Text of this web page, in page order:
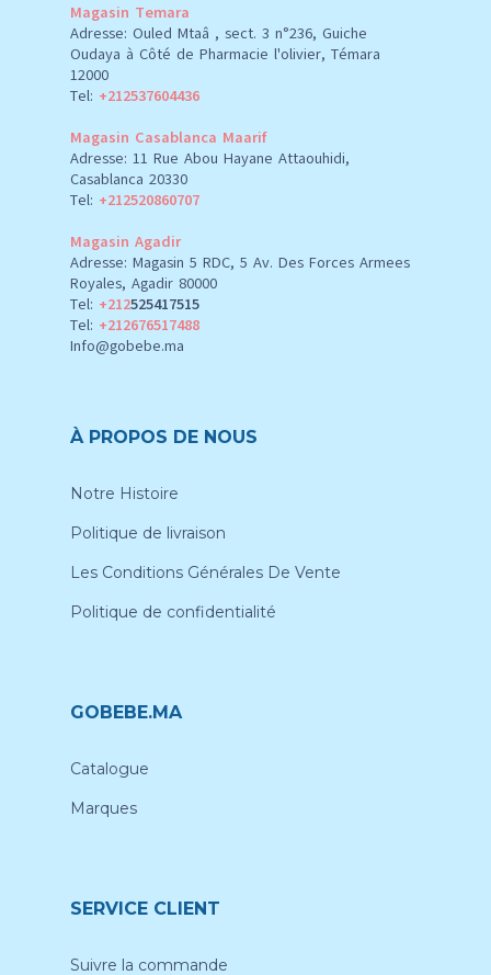
Magasin Temara
Adresse: Ouled Mtaâ , sect. 3 n°236, Guiche
Oudaya à Côté de Pharmacie l'olivier, Témara
12000
Tel: +212537604436
Magasin Casablanca Maarif
Adresse: 11 Rue Abou Hayane Attaouhidi,
Casablanca 20330
Tel: +212520860707
Magasin Agadir
Adresse: Magasin 5 RDC, 5 Av. Des Forces Armees
Royales, Agadir 80000
Tel: +212525417515
Tel: +212676517488
Info@gobebe.ma
À PROPOS DE NOUS
Notre Histoire
Politique de livraison
Les Conditions Générales De Vente
Politique de confidentialité
GOBEBE.MA
Catalogue
Marques
SERVICE CLIENT
Suivre la commande